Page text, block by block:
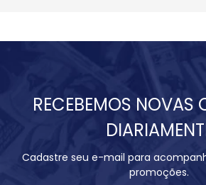
RECEBEMOS NOVAS
Cadastre seu e-mail para
promoções.